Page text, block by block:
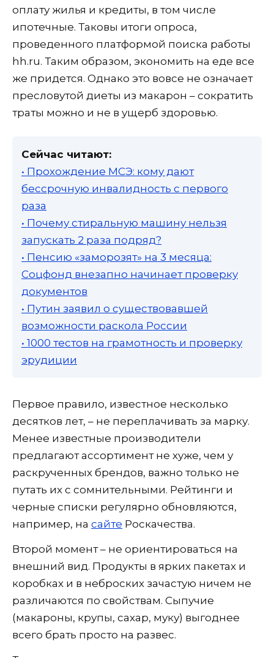
оплату жилья и кредиты, в том числе
ипотечные. Таковы итоги опроса,
проведенного платформой поиска работы
hh.ru. Таким образом, экономить на еде все
же придется. Однако это вовсе не означает
пресловутой диеты из макарон – сократить
траты можно и не в ущерб здоровью.
Сейчас читают:
• Прохождение МСЭ: кому дают
бессрочную инвалидность с первого
раза
• Почему стиральную машину нельзя
запускать 2 раза подряд?
• Пенсию «заморозят» на 3 месяца:
Соцфонд внезапно начинает проверку
документов
• Путин заявил о существовавшей
возможности раскола России
• 1000 тестов на грамотность и проверку
эрудиции
Первое правило, известное несколько
десятков лет, – не переплачивать за марку.
Менее известные производители
предлагают ассортимент не хуже, чем у
раскрученных брендов, важно только не
путать их с сомнительными. Рейтинги и
черные списки регулярно обновляются,
например, на сайте Роскачества.
Второй момент – не ориентироваться на
внешний вид. Продукты в ярких пакетах и
коробках и в неброских зачастую ничем не
различаются по свойствам. Сыпучие
(макароны, крупы, сахар, муку) выгоднее
всего брать просто на развес.